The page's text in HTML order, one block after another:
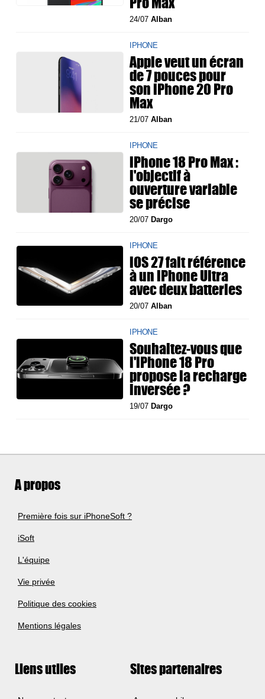
24/07Alban
IPHONE
Apple veut un écran
de 7 pouces pour
son iPhone 20 Pro
Max
21/07Alban
IPHONE
iPhone 18 Pro Max :
l'objectif à
ouverture variable
se précise
20/07 Dargo
IPHONE
iOS 27 fait référence
à un iPhone Ultra
avec deux batteries
20/07Alban
IPHONE
Souhaitez-vous que
l'iPhone 18 Pro
propose la recharge
inversée ?
19/07 Dargo
A propos
Première fois sur iPhoneSoft ?
iSoft
L'équipe
Vie privée
Politique des cookies
Mentions légales
Liens utiles Sites partenaires